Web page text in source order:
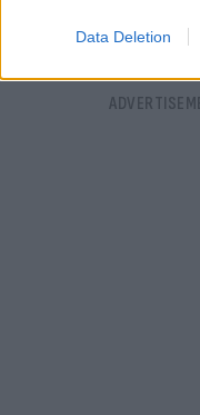
Data Deletion